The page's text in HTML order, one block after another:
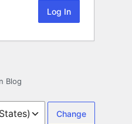
Blog